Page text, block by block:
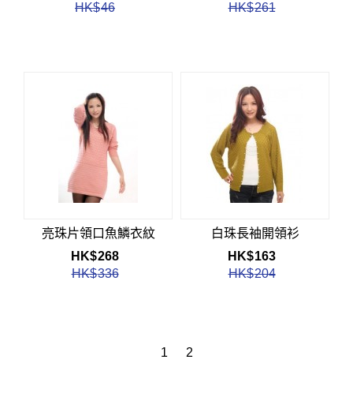
HK$46
HK$261
亮珠片領口魚鱗衣紋
HK$268
HK$336
白珠長袖開領衫
HK$163
HK$204
1 2